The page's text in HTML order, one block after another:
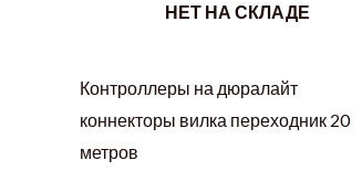
НЕТ НА СКЛАДЕ
Контроллеры на дюралайт
коннекторы вилка переходник 20
метров